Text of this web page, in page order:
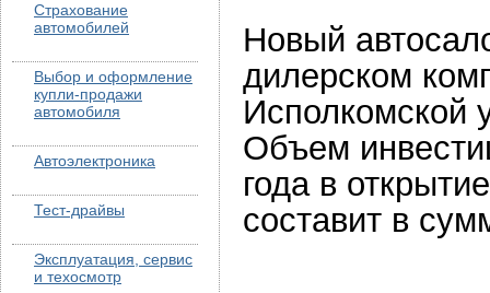
Страхование
автомобилей
Выбор и оформление
купли-продажи
автомобиля
Автоэлектроника
Тест-драйвы
Эксплуатация, сервис
и техосмотр
Новый
дилерском
Исполкомской
Объем
года в
составит в